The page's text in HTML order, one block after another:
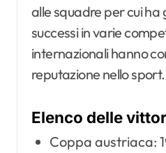
alle squadre per cui ha
successi in varie
internazionali hanno
reputazione nello sport.
Elenco delle
Coppa austriaca: